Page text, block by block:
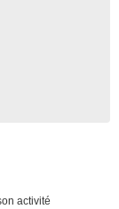
activité